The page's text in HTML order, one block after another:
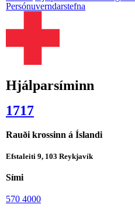
Persónuverndarstefna
Hjálparsíminn
1717
Rauði krossinn á Íslandi
Efstaleiti 9, 103 Reykjavík
Sími
570 4000